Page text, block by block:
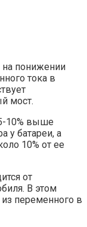
на понижении
тока в
мост.
10% выше
у батареи, а
10% от ее
от
В этом
переменного в